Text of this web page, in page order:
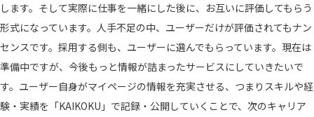
します。そして実際に仕事を一緒にした後に、お互いに評価してもらう
形式になっています。人手不足の中、ユーザーだけが評価されてもナン
センスです。採用する側も、ユーザーに選んでもらっています。現在は
準備中ですが、今後もっと情報が詰まったサービスにしていきたいで
す。ユーザー自身がマイページの情報を充実させる、つまりスキルや経
験・実績を「KAIKOKU」で記録・公開していくことで、次のキャリア